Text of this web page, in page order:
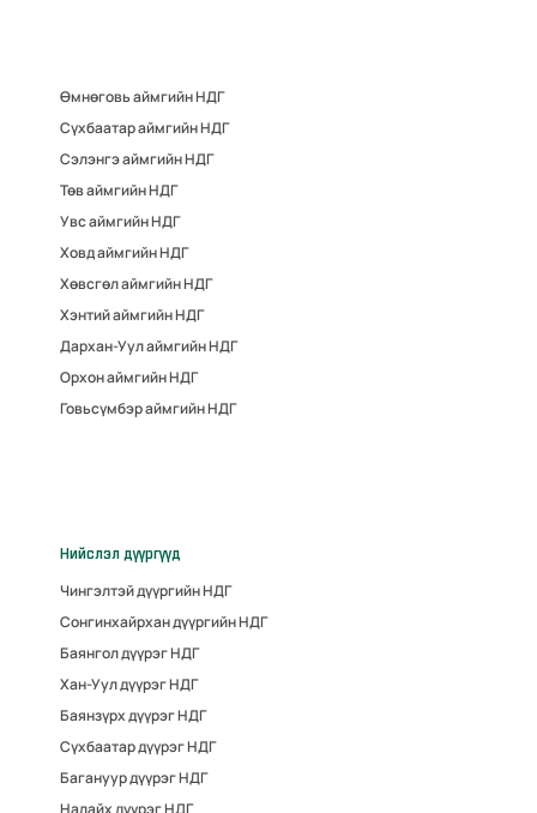
Өмнөговь аймгийн НДГ
Сүхбаатар аймгийн НДГ
Сэлэнгэ аймгийн НДГ
Төв аймгийн НДГ
Увс аймгийн НДГ
Ховд аймгийн НДГ
Хөвсгөл аймгийн НДГ
Хэнтий аймгийн НДГ
Дархан-Уул аймгийн НДГ
Орхон аймгийн НДГ
Говьсүмбэр аймгийн НДГ
Нийслэл дүүргүүд
Чингэлтэй дүүргийн НДГ
Сонгинхайрхан дүүргийн НДГ
Баянгол дүүрэг НДГ
Хан-Уул дүүрэг НДГ
Баянзүрх дүүрэг НДГ
Сүхбаатар дүүрэг НДГ
Багануур дүүрэг НДГ